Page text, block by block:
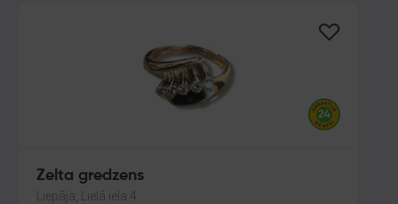
Zelta gredzens
Liepāja, Lielā iela 4